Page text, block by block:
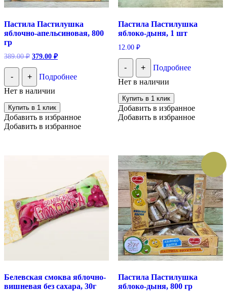
Пастила Пастилушка
яблочно-апельсиновая, 800
гр
389.00₽ Первоначальная
составляла
389.00 ₽.
379.00 ₽Текущая
379.00 ₽.
- +
Подробнее
Нет в наличии
Купить в 1 клик
Добавить в избранное
Добавить в избранное
Пастила Пастилушка
яблоко-дыня, 1 шт
12.00 ₽
- +
Подробнее
Нет в наличии
Купить в 1 клик
Добавить в избранное
Добавить в избранное
Белевская смоква яблочно-
вишневая без сахара, 30г
Пастила Пастилушка
яблоко-дыня, 800 гр